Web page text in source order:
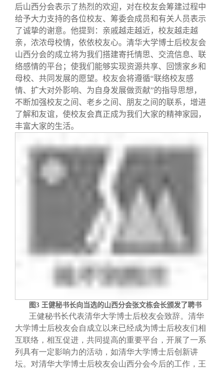
后山西分会表示了热烈的欢迎，对在校友会筹建过程中
给予大力支持的各位校友、筹委会成员和有关人员表示
了诚挚的谢意。他提到：亲戚越走越近，校友越走越
亲，浓浓母校情，依依校友心。清华大学博士后校友会
山西分会的成立将为我们搭建寄托情思、交流信息、联
络感情的平台；使我们能够实现资源共享、回馈家乡和
母校、共同发展的愿望。校友会将遵循“联络校友感
情、扩大对外影响、为自身发展做贡献”的指导思想，
不断加强校友之间、老乡之间、朋友之间的联系，增进
了解和友谊，使校友会真正成为我们大家的精神家园，
丰富大家的生活。
图3 王健秘书长向当选的山西分会张文栋会长颁发了聘书
王健秘书长代表清华大学博士后校友会致辞。清华
大学博士后校友会自成立以来已经成为博士后校友们相
互联络，相互促进，共同提高的重要平台，开展了一系
列具有一定影响力的活动，如清华大学博士后创新讲
坛。对清华大学博士后校友会山西分会今后的工作，王